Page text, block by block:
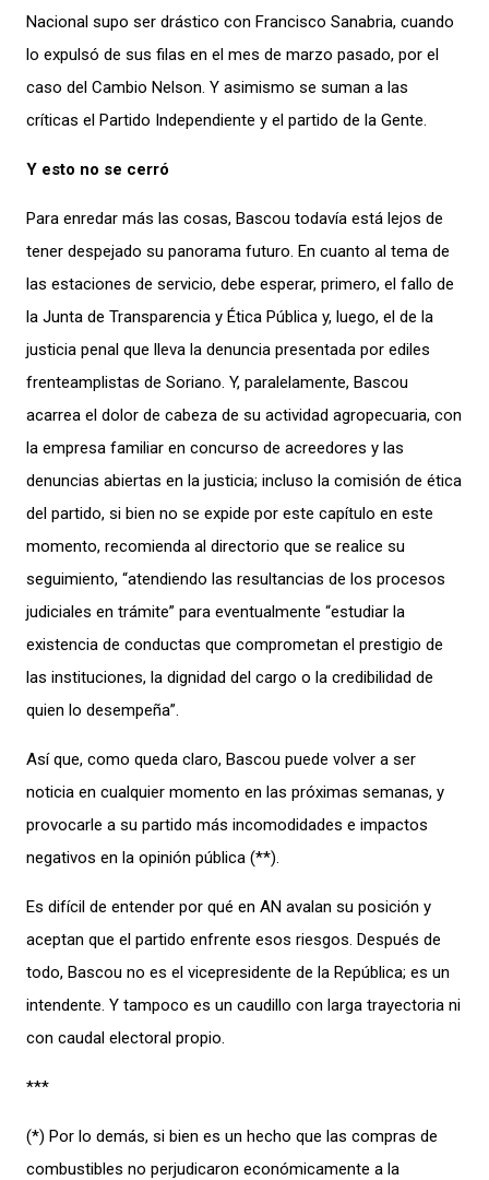
Nacional supo ser drástico con Francisco Sanabria, cuando
lo expulsó de sus filas en el mes de marzo pasado, por el
caso del Cambio Nelson. Y asimismo se suman a las
críticas el Partido Independiente y el partido de la Gente.
Y esto no se cerró
Para enredar más las cosas, Bascou todavía está lejos de
tener despejado su panorama futuro. En cuanto al tema de
las estaciones de servicio, debe esperar, primero, el fallo de
la Junta de Transparencia y Ética Pública y, luego, el de la
justicia penal que lleva la denuncia presentada por ediles
frenteamplistas de Soriano. Y, paralelamente, Bascou
acarrea el dolor de cabeza de su actividad agropecuaria, con
la empresa familiar en concurso de acreedores y las
denuncias abiertas en la justicia; incluso la comisión de ética
del partido, si bien no se expide por este capítulo en este
momento, recomienda al directorio que se realice su
seguimiento, “atendiendo las resultancias de los procesos
judiciales en trámite” para eventualmente “estudiar la
existencia de conductas que comprometan el prestigio de
las instituciones, la dignidad del cargo o la credibilidad de
quien lo desempeña”.
Así que, como queda claro, Bascou puede volver a ser
noticia en cualquier momento en las próximas semanas, y
provocarle a su partido más incomodidades e impactos
negativos en la opinión pública (**).
Es difícil de entender por qué en AN avalan su posición y
aceptan que el partido enfrente esos riesgos. Después de
todo, Bascou no es el vicepresidente de la República; es un
intendente. Y tampoco es un caudillo con larga trayectoria ni
con caudal electoral propio.
***
(*) Por lo demás, si bien es un hecho que las compras de
combustibles no perjudicaron económicamente a la